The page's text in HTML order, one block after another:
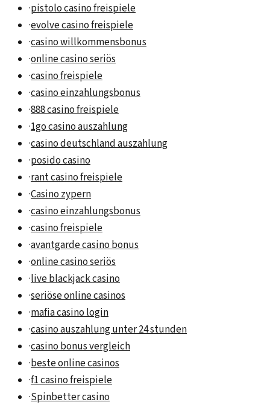
·pistolo casino freispiele
·evolve casino freispiele
·casino willkommensbonus
·online casino seriös
·casino freispiele
·casino einzahlungsbonus
·888 casino freispiele
·1go casino auszahlung
·casino deutschland auszahlung
·posido casino
·rant casino freispiele
·Casino zypern
·casino einzahlungsbonus
·casino freispiele
·avantgarde casino bonus
·online casino seriös
·live blackjack casino
·seriöse online casinos
·mafia casino login
·casino auszahlung unter 24 stunden
·casino bonus vergleich
·beste online casinos
·f1 casino freispiele
·Spinbetter casino